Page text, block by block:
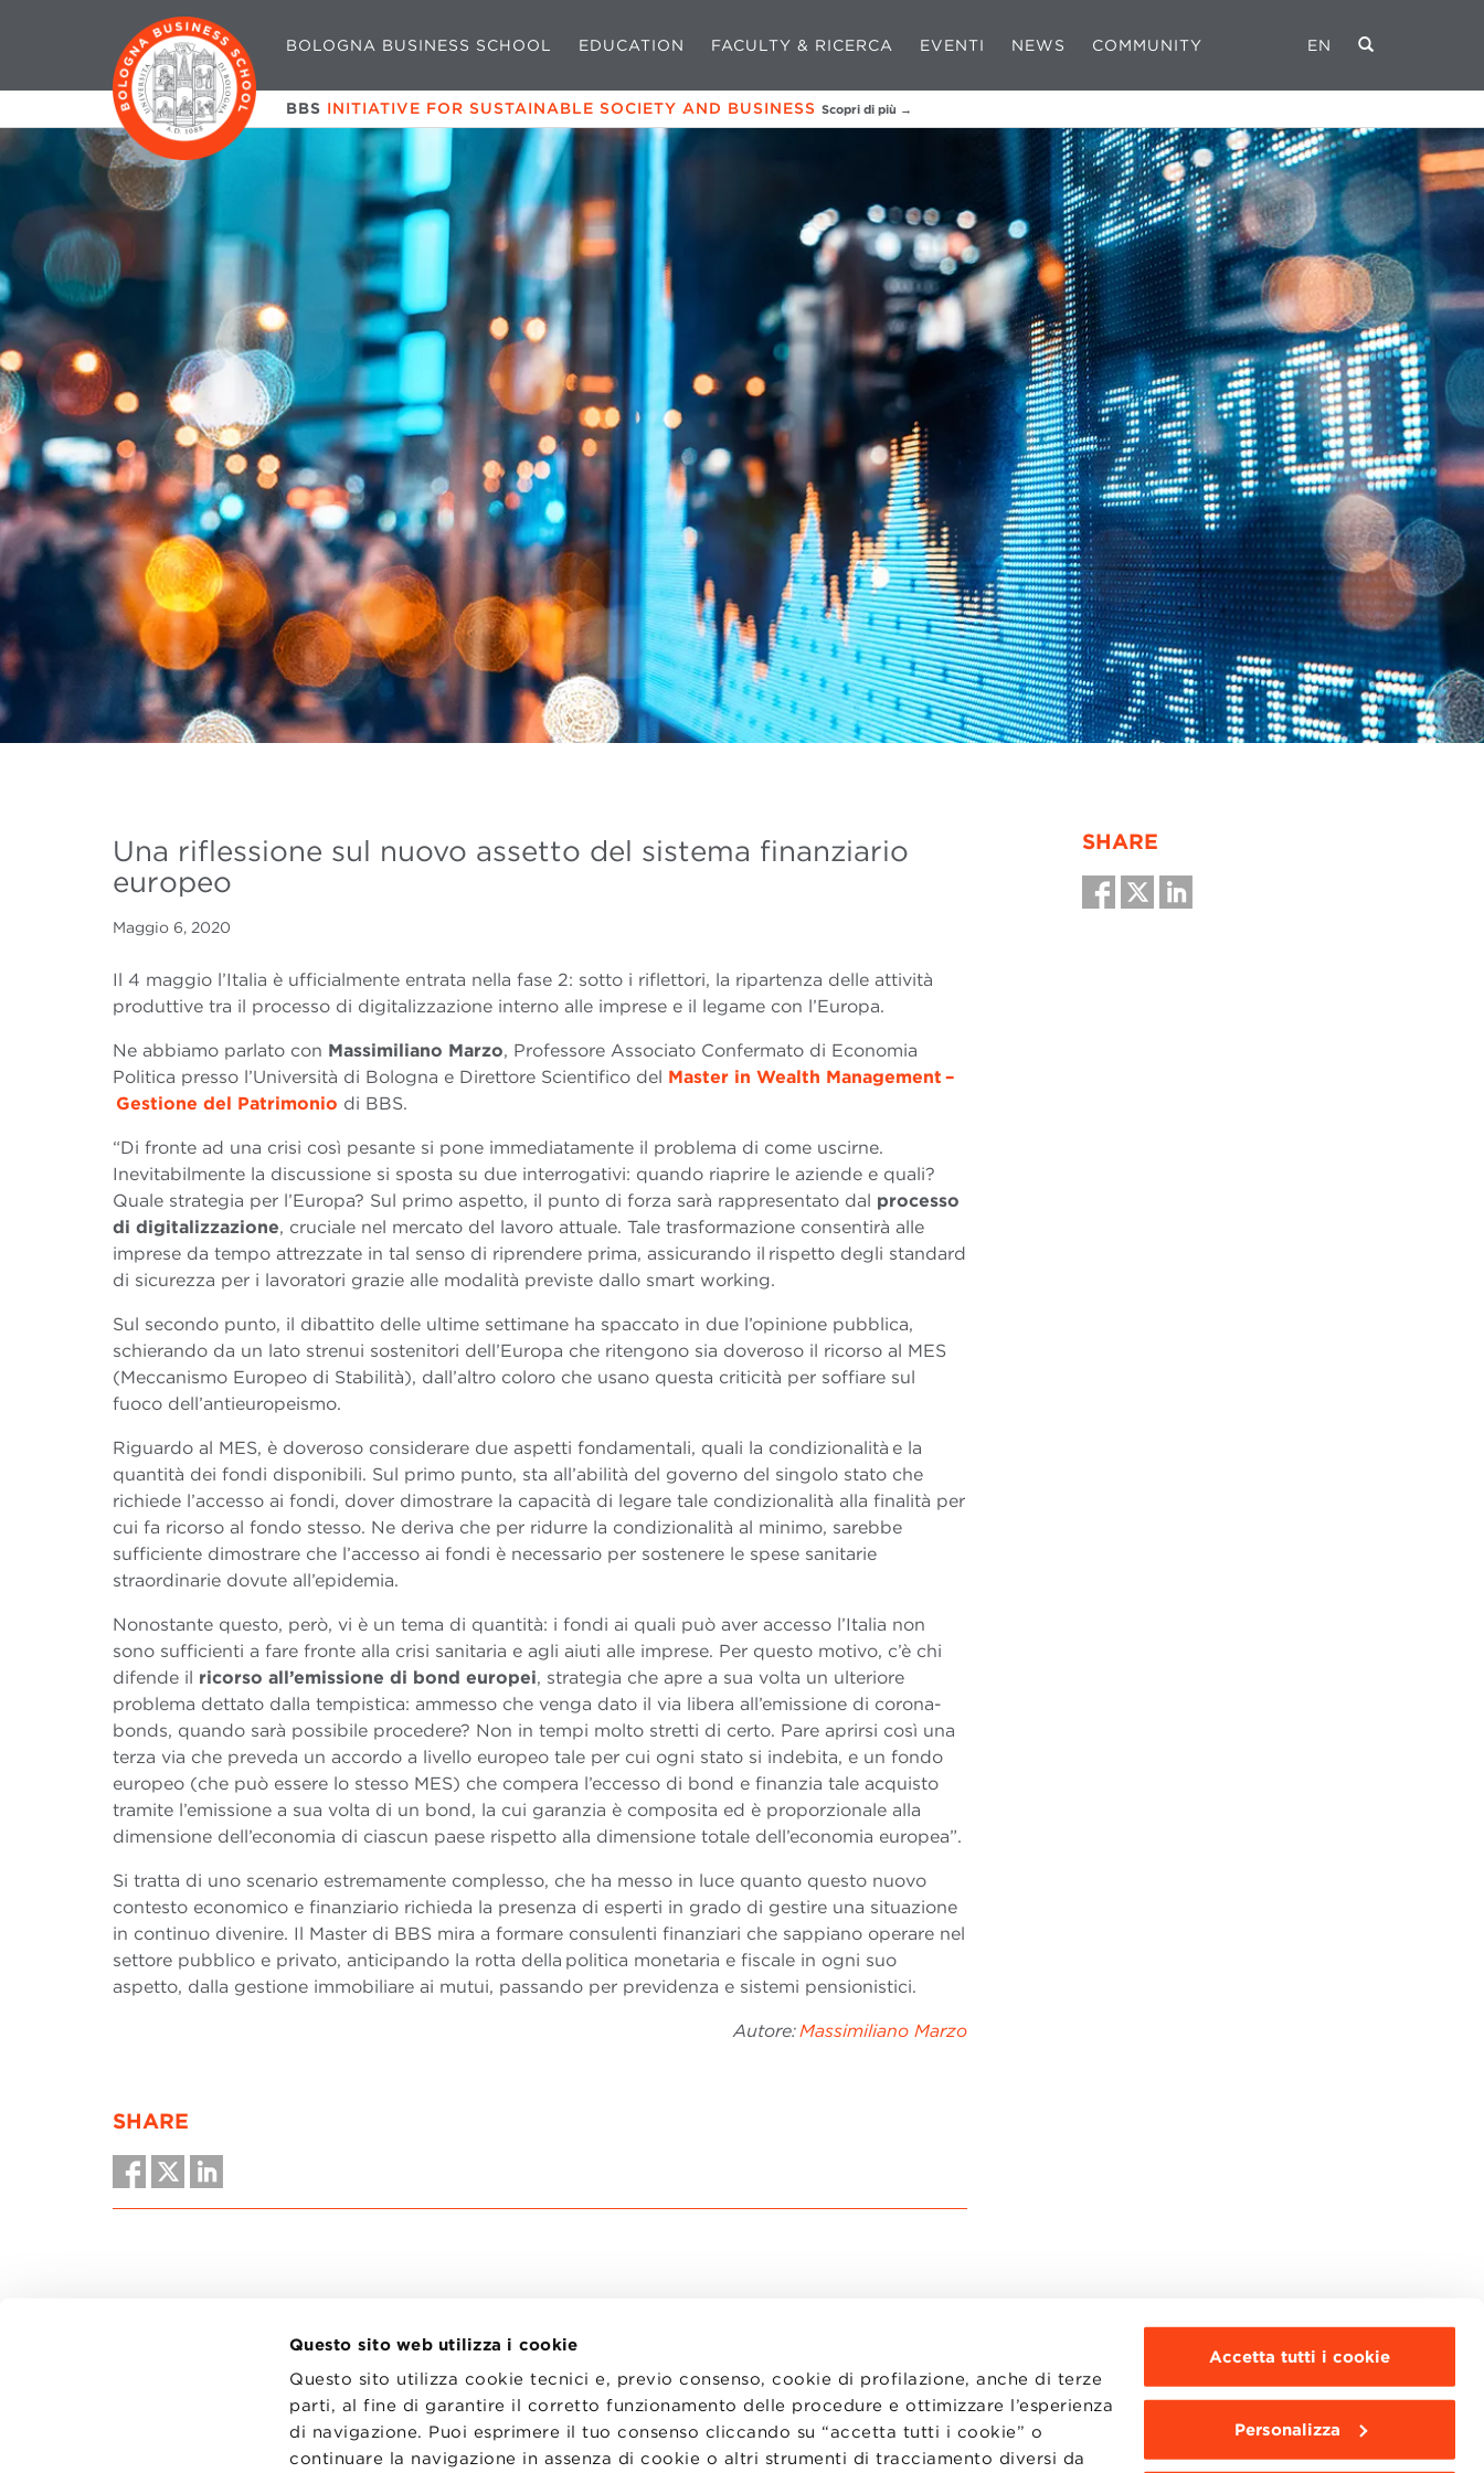
Questo sito web utilizza i cookie
Questo sito utilizza cookie tecnici e, previo consenso, cookie di profilazione, anche di terze
parti, al fine di garantire il corretto funzionamento delle procedure e ottimizzare l’esperienza
di navigazione. Puoi esprimere il tuo consenso cliccando su “accetta tutti i cookie” o
continuare la navigazione in assenza di cookie o altri strumenti di tracciamento diversi da
Accetta tutti i cookie
Personalizza
BOLOGNA BUSINESS SCHOOL EDUCATION FACULTY & RICERCA EVENTI NEWS COMMUNITY EN
BBS INITIATIVE FOR SUSTAINABLE SOCIETY AND BUSINESS Scopri di più →
Una riflessione sul nuovo assetto del sistema finanziario
europeo
Maggio 6, 2020
Il 4 maggio l’Italia è ufficialmente entrata nella fase 2: sotto i riflettori, la ripartenza delle attività
produttive tra il processo di digitalizzazione interno alle imprese e il legame con l’Europa.
Ne abbiamo parlato con Massimiliano Marzo, Professore Associato Confermato di Economia
Politica presso l’Università di Bologna e Direttore Scientifico del Master in Wealth Management –
Gestione del Patrimonio di BBS.
“Di fronte ad una crisi così pesante si pone immediatamente il problema di come uscirne.
Inevitabilmente la discussione si sposta su due interrogativi: quando riaprire le aziende e quali?
Quale strategia per l’Europa? Sul primo aspetto, il punto di forza sarà rappresentato dal processo
di digitalizzazione, cruciale nel mercato del lavoro attuale. Tale trasformazione consentirà alle
imprese da tempo attrezzate in tal senso di riprendere prima, assicurando il rispetto degli standard
di sicurezza per i lavoratori grazie alle modalità previste dallo smart working.
Sul secondo punto, il dibattito delle ultime settimane ha spaccato in due l’opinione pubblica,
schierando da un lato strenui sostenitori dell’Europa che ritengono sia doveroso il ricorso al MES
(Meccanismo Europeo di Stabilità), dall’altro coloro che usano questa criticità per soffiare sul
fuoco dell’antieuropeismo.
Riguardo al MES, è doveroso considerare due aspetti fondamentali, quali la condizionalità e la
quantità dei fondi disponibili. Sul primo punto, sta all’abilità del governo del singolo stato che
richiede l’accesso ai fondi, dover dimostrare la capacità di legare tale condizionalità alla finalità per
cui fa ricorso al fondo stesso. Ne deriva che per ridurre la condizionalità al minimo, sarebbe
sufficiente dimostrare che l’accesso ai fondi è necessario per sostenere le spese sanitarie
straordinarie dovute all’epidemia.
Nonostante questo, però, vi è un tema di quantità: i fondi ai quali può aver accesso l’Italia non
sono sufficienti a fare fronte alla crisi sanitaria e agli aiuti alle imprese. Per questo motivo, c’è chi
difende il ricorso all’emissione di bond europei, strategia che apre a sua volta un ulteriore
problema dettato dalla tempistica: ammesso che venga dato il via libera all’emissione di corona-
bonds, quando sarà possibile procedere? Non in tempi molto stretti di certo. Pare aprirsi così una
terza via che preveda un accordo a livello europeo tale per cui ogni stato si indebita, e un fondo
europeo (che può essere lo stesso MES) che compera l’eccesso di bond e finanzia tale acquisto
tramite l’emissione a sua volta di un bond, la cui garanzia è composita ed è proporzionale alla
dimensione dell’economia di ciascun paese rispetto alla dimensione totale dell’economia europea”.
Si tratta di uno scenario estremamente complesso, che ha messo in luce quanto questo nuovo
contesto economico e finanziario richieda la presenza di esperti in grado di gestire una situazione
in continuo divenire. Il Master di BBS mira a formare consulenti finanziari che sappiano operare nel
settore pubblico e privato, anticipando la rotta della politica monetaria e fiscale in ogni suo
aspetto, dalla gestione immobiliare ai mutui, passando per previdenza e sistemi pensionistici.
Autore:Massimiliano Marzo
SHARE
SHARE
CONTATTI
TRASPARENZA
LAVORA CON NOI
STATUTO
WEBMAIL